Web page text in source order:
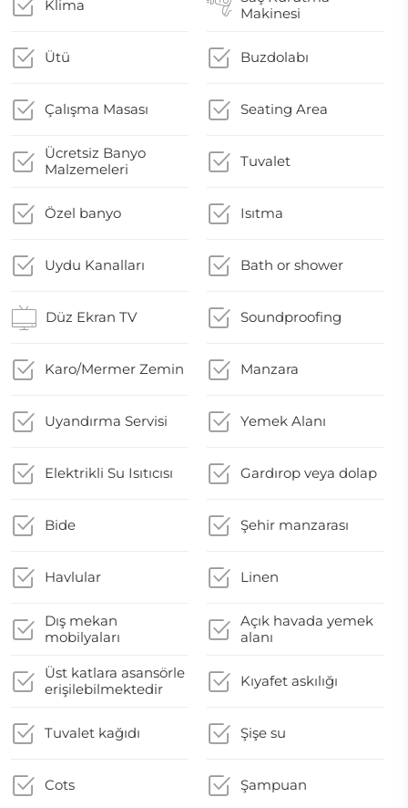
Klima
Makinesi
Ütü Buzdolabı
Çalışma Masası Seating Area
Ücretsiz Banyo
Malzemeleri
Tuvalet
Özel banyo Isıtma
Uydu Kanalları Bath or shower
Düz Ekran TV Soundproofing
Karo/Mermer Zemin Manzara
Uyandırma Servisi Yemek Alanı
Elektrikli Su Isıtıcısı Gardırop veya dolap
Bide Şehir manzarası
Havlular Linen
Dış mekan
mobilyaları
Açık havada yemek
alanı
Üst katlara asansörle
erişilebilmektedir
Kıyafet askılığı
Tuvalet kağıdı Şişe su
Cots Şampuan